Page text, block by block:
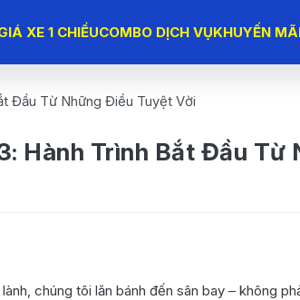
XE 1 CHIỀUCOMBO DỊCH VỤKHUYẾN
Đầu Từ Những Điều Tuyệt Vời
Hành Trình Bắt Đầu
chúng tôi lăn bánh đến sân bay – không